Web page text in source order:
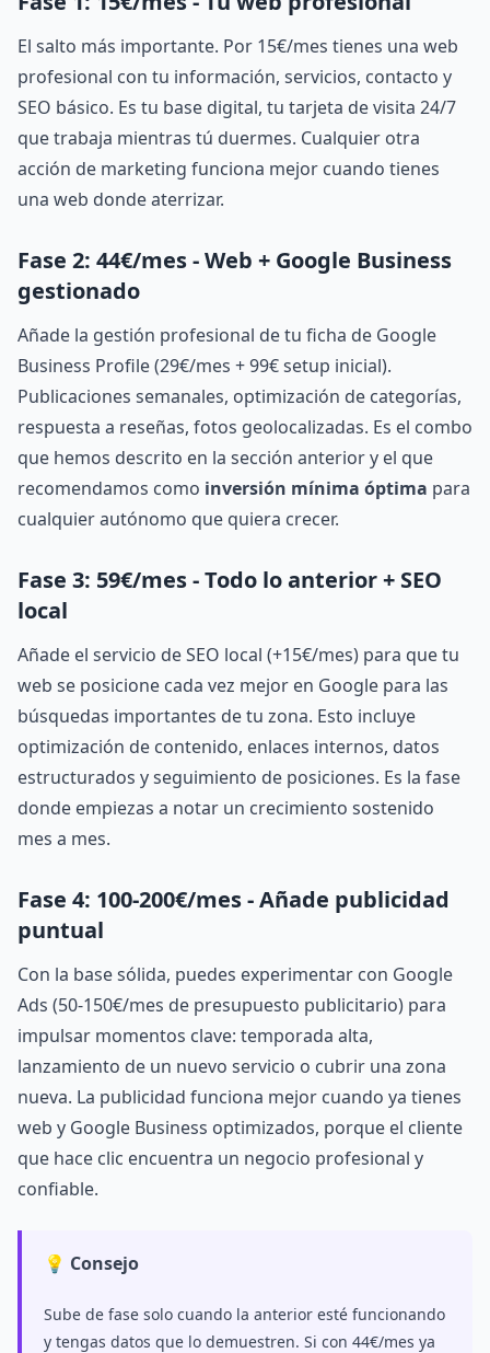
El salto más importante. Por 15€/mes tienes una web
profesional con tu información, servicios, contacto y
SEO básico. Es tu base digital, tu tarjeta de visita 24/7
que trabaja mientras tú duermes. Cualquier otra
acción de marketing funciona mejor cuando tienes
una web donde aterrizar.
Fase 2: 44€/mes - Web + Google Business
gestionado
Añade la gestión profesional de tu ficha de Google
Business Profile (29€/mes + 99€ setup inicial).
Publicaciones semanales, optimización de categorías,
respuesta a reseñas, fotos geolocalizadas. Es el combo
que hemos descrito en la sección anterior y el que
recomendamos como inversión mínima óptima para
cualquier autónomo que quiera crecer.
Fase 3: 59€/mes - Todo lo anterior + SEO
local
Añade el servicio de SEO local (+15€/mes) para que tu
web se posicione cada vez mejor en Google para las
búsquedas importantes de tu zona. Esto incluye
optimización de contenido, enlaces internos, datos
estructurados y seguimiento de posiciones. Es la fase
donde empiezas a notar un crecimiento sostenido
mes a mes.
Fase 4: 100-200€/mes - Añade publicidad
puntual
Con la base sólida, puedes experimentar con Google
Ads (50-150€/mes de presupuesto publicitario) para
impulsar momentos clave: temporada alta,
lanzamiento de un nuevo servicio o cubrir una zona
nueva. La publicidad funciona mejor cuando ya tienes
web y Google Business optimizados, porque el cliente
que hace clic encuentra un negocio profesional y
confiable.
💡 Consejo
Sube de fase solo cuando la anterior esté funcionando
y tengas datos que lo demuestren. Si con 44€/mes ya